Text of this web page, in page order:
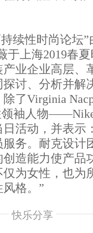
续性时尚论坛
于上海2019春
业企业高层、
探讨、分析并解
了Virginia
领袖人物
活动，并表示
务。耐克设计
造能力使产品
为女性，也为
格。”
快乐分享